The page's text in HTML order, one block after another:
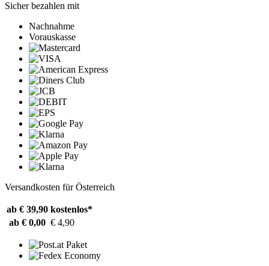
Sicher bezahlen mit
Nachnahme
Vorauskasse
Versandkosten für Österreich
ab € 39,90 kostenlos*
ab € 0,00 € 4,90